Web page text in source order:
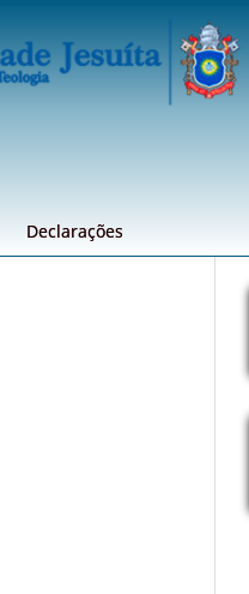
Declarações